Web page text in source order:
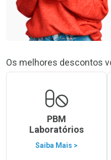
Os melhores descontos
PBM
Laboratórios
Saiba Mais >